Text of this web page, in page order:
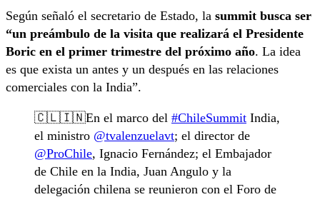
Según señaló el secretario de Estado, la summit busca ser
“un preámbulo de la visita que realizará el Presidente
Boric en el primer trimestre del próximo año. La idea
es que exista un antes y un después en las relaciones
comerciales con la India”.
🇨🇱🇮🇳En el marco del #ChileSummit India,
el ministro @tvalenzuelavt; el director de
@ProChile, Ignacio Fernández; el Embajador
de Chile en la India, Juan Angulo y la
delegación chilena se reunieron con el Foro de